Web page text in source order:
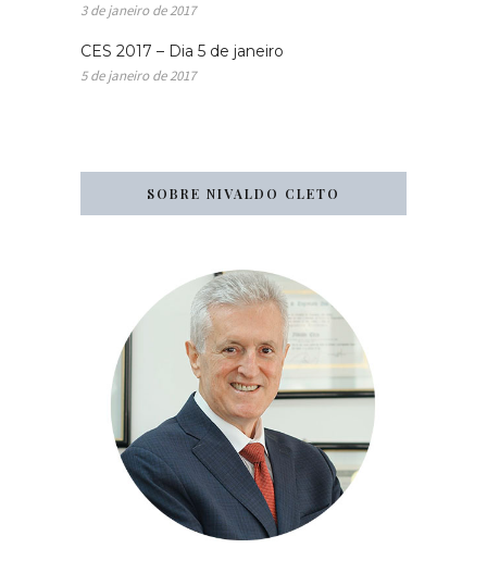
3 de janeiro de 2017
CES 2017 – Dia 5 de janeiro
5 de janeiro de 2017
SOBRE NIVALDO CLETO